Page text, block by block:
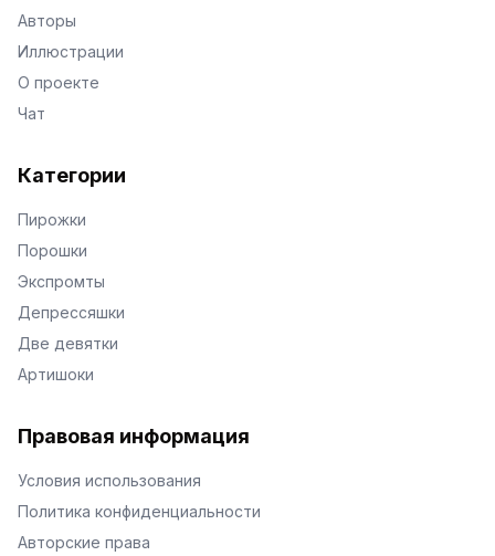
Авторы
Иллюстрации
О проекте
Чат
Категории
Пирожки
Порошки
Экспромты
Депрессяшки
Две девятки
Артишоки
Правовая информация
Условия использования
Политика конфиденциальности
Авторские права